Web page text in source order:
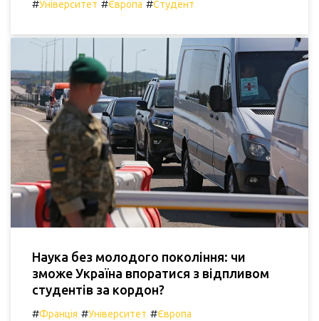
#Університет #Європа #Студент
Наука без молодого покоління: чи
зможе Україна впоратися з відпливом
студентів за кордон?
#Франція #Університет #Європа